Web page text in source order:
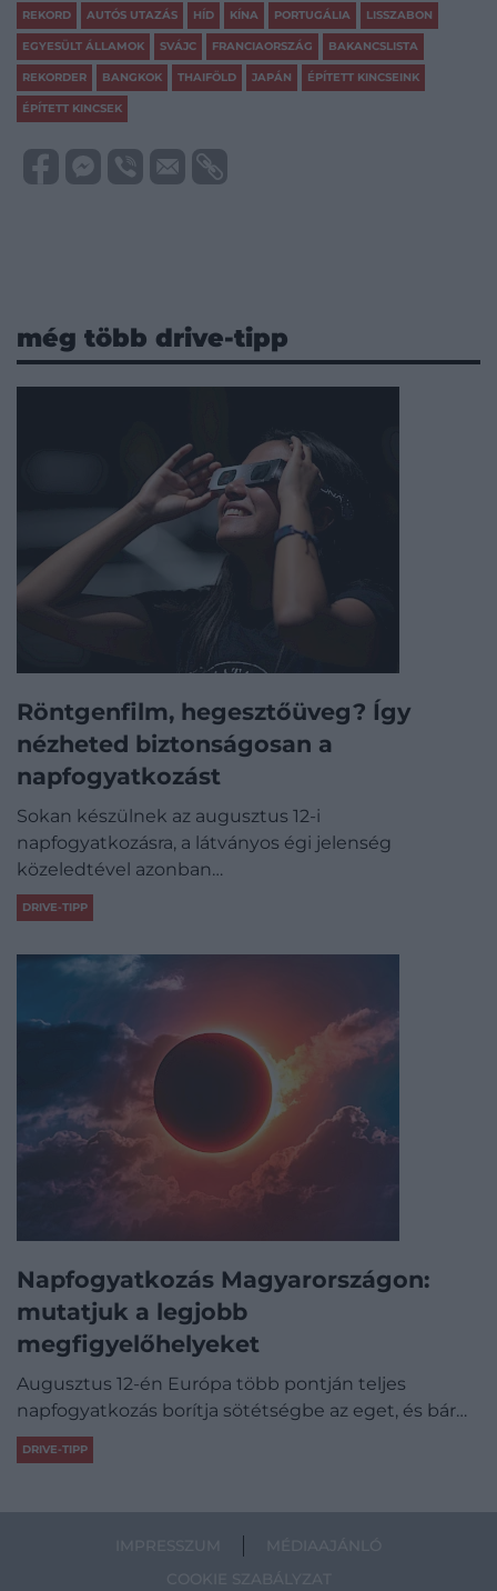
REKORD AUTÓS UTAZÁS HÍD KÍNA PORTUGÁLIA LISSZABON
EGYESÜLT ÁLLAMOK SVÁJC FRANCIAORSZÁG BAKANCSLISTA
REKORDER BANGKOK THAIFÖLD JAPÁN ÉPÍTETT KINCSEINK
ÉPÍTETT KINCSEK
még több drive-tipp
Röntgenfilm, hegesztőüveg? Így
nézheted biztonságosan a
napfogyatkozást
Sokan készülnek az augusztus 12-i
napfogyatkozásra, a látványos égi jelenség
közeledtével azonban…
DRIVE-TIPP
Napfogyatkozás Magyarországon:
mutatjuk a legjobb
megfigyelőhelyeket
Augusztus 12-én Európa több pontján teljes
napfogyatkozás borítja sötétségbe az eget, és bár…
DRIVE-TIPP